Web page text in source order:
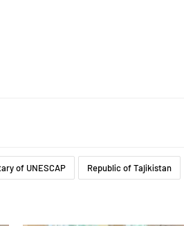
of UNESCAP Republic of Tajikistan